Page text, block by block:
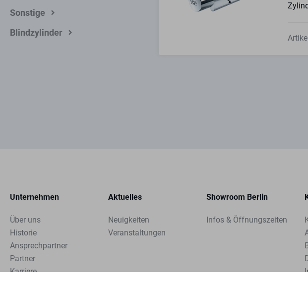
Sonstige
Blindzylinder
Unternehmen
Über uns
Historie
Ansprechpartner
Partner
Karriere
Aktuelles
Neuigkeiten
Veranstaltungen
Showroom Berlin
Infos & Öffnungszeiten